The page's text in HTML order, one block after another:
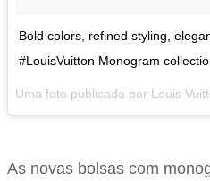
Bold colors, refined styling,
#LouisVuitton Monogram
As novas bolsas com